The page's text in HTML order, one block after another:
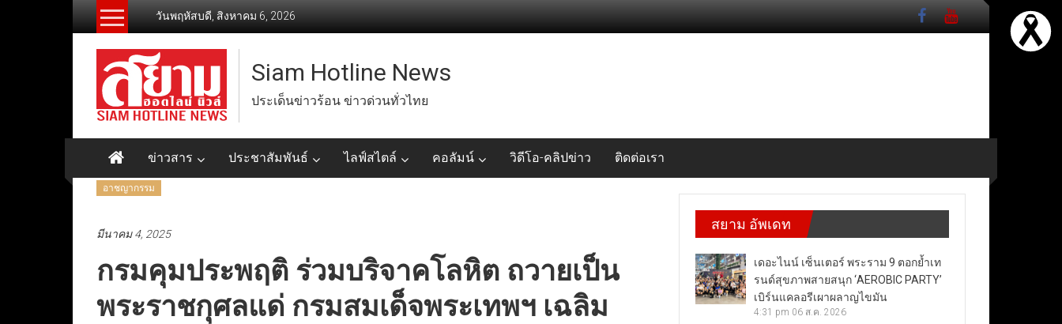
วันพฤหัสบดี, สิงหาคม 6, 2026
Siam Hotline News
ประเด็นข่าวร้อน ข่าวด่วนทั่วไทย
ข่าวสาร ประชาสัมพันธ์ ไลฟ์สไตล์ คอลัมน์ วิดีโอ-คลิปข่าว ติดต่อเรา
อาชญากรรม
มีนาคม 4, 2025
กรมคุมประพฤติ ร่วมบริจาคโลหิต ถวายเป็น
พระราชกุศลแด่ กรมสมเด็จพระเทพฯ เฉลิม
สยาม อัพเดท
เดอะไนน์ เซ็นเตอร์ พระราม 9 ตอกย้ำเท
รนด์สุขภาพสายสนุก ‘AEROBIC PARTY’
เบิร์นแคลอรีเผาผลาญไขมัน
4:31 pm 06 ส.ค. 2026